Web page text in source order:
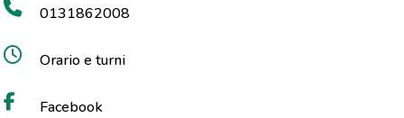
0131862008
Orario e turni
Facebook